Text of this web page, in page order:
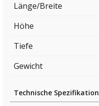
Länge/Breite
Höhe
Tiefe
Gewicht
Technische